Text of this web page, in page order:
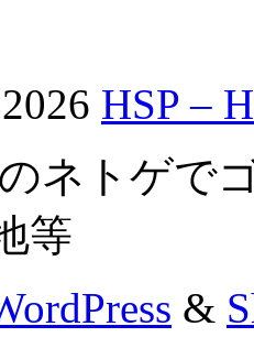
HSP –
ネトゲで
等
&